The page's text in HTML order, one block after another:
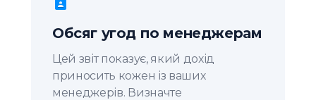
Обсяг угод по менеджерам
Цей звіт показує, який дохід
приносить кожен із ваших
менеджерів. Визначте